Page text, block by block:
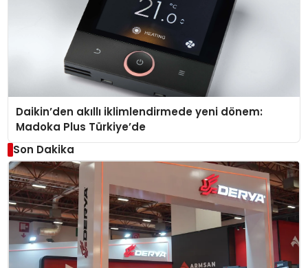
Daikin’den akıllı iklimlendirmede yeni dönem:
Madoka Plus Türkiye’de
Son Dakika